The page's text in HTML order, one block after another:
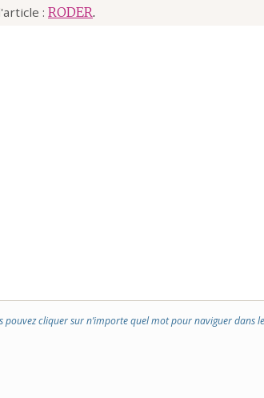
: RODER.
pouvez cliquer sur n’importe quel mot pour naviguer dans